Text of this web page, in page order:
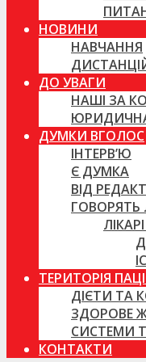
НОВИНИ
НАВЧАННЯ
ДО УВАГИ
НАШІ ЗА
ДУМКИ ВГОЛОС
ІНТЕРВ’Ю
Є ДУМКА
ВІД
ГОВОРЯТЬ
ТЕРИТОРІЯ
ДІЄТИ ТА
ЗДОРОВЕ
СИСТЕМИ
КОНТАКТИ